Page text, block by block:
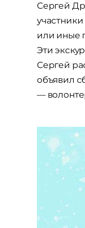
Сергей
или иные
Эти
Сергей
объявил
—